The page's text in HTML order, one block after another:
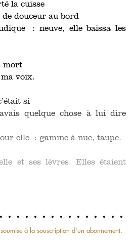
la cuisse
de douceur au bord
: neuve, elle baissa les
mort
ma voix.
si
quelque chose à lui dire
elle : gamine à nue, taupe.
et ses lèvres. Elles étaient
à la souscription d'un abonnement.